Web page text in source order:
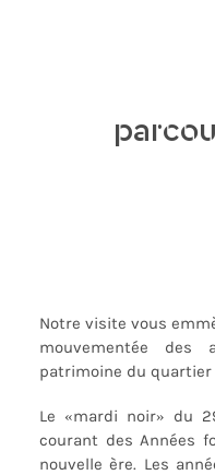
Notre visite vous
mouvementée
patrimoine du quartier
Le «mardi noir» du
courant des Années
nouvelle ère. Les